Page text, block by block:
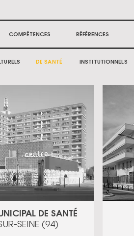
COMPÉTENCES RÉFÉRENCES
DE SANTÉ INSTITUTIONNELS
DE SANTÉ
SEINE (94)